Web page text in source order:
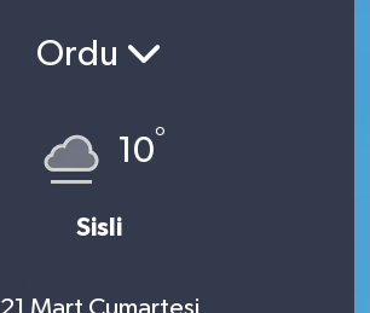
Ordu
10°
Sisli